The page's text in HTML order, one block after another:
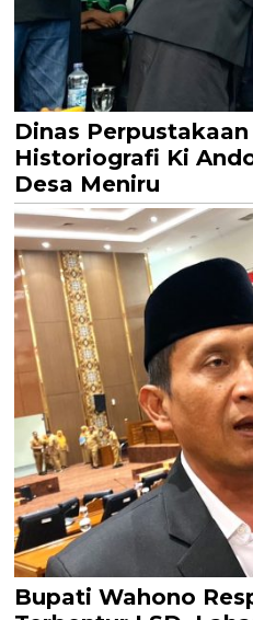
Dinas
Historiografi Ki
Desa Meniru
Bupati Wahono